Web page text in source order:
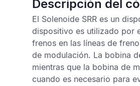
Descripción del
El Solenoide SRR es un
dispositivo es utilizado por
frenos en las líneas de
de modulación. La bobina
mientras que la bobina de
cuando es necesario para